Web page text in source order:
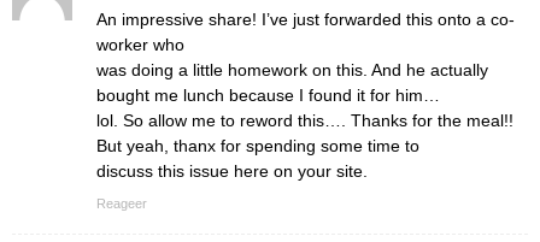
An impressive share! I’ve just forwarded this onto a co-
worker who
was doing a little homework on this. And he actually
bought me lunch because I found it for him…
lol. So allow me to reword this…. Thanks for the meal!!
But yeah, thanx for spending some time to
discuss this issue here on your site.
Reageer